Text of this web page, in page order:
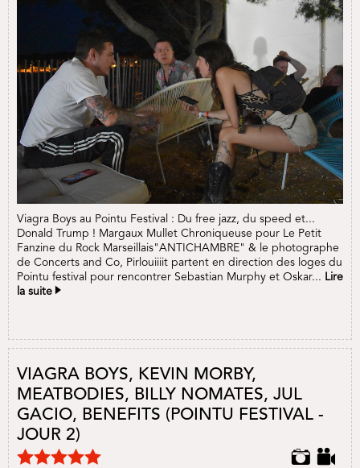
Viagra Boys au Pointu Festival : Du free jazz, du speed et...
Donald Trump ! Margaux Mullet Chroniqueuse pour Le Petit
Fanzine du Rock Marseillais"ANTICHAMBRE" & le photographe
de Concerts and Co, Pirlouiiiit partent en direction des loges du
Pointu festival pour rencontrer Sebastian Murphy et Oskar... Lire
la suite
VIAGRA BOYS, KEVIN MORBY,
MEATBODIES, BILLY NOMATES, JUL
GACIO, BENEFITS (POINTU FESTIVAL -
JOUR 2)